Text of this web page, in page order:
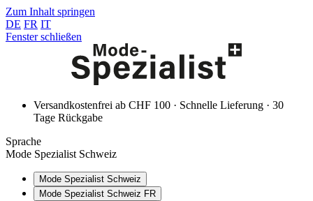
Zum Inhalt springen
DE FR IT
Fenster schließen
Versandkostenfrei ab CHF 100 · Schnelle Lieferung · 30
Tage Rückgabe
Sprache
Mode Spezialist Schweiz
Mode Spezialist Schweiz
Mode Spezialist Schweiz FR